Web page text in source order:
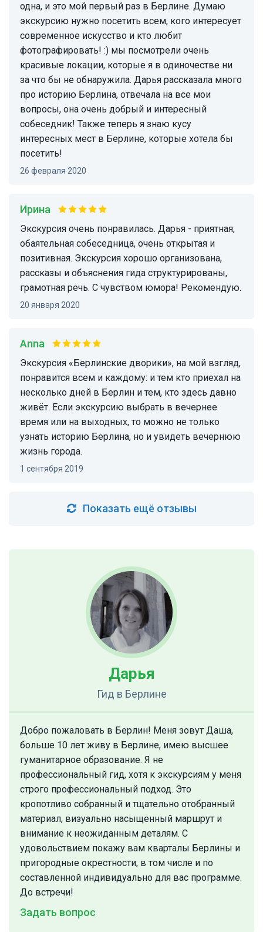
одна, и это мой первый раз в Берлине. Думаю
экскурсию нужно посетить всем, кого интересует
современное искусство и кто любит
фотографировать! :) мы посмотрели очень
красивые локации, которые я в одиночестве ни
за что бы не обнаружила. Дарья рассказала много
про историю Берлина, отвечала на все мои
вопросы, она очень добрый и интересный
собеседник! Также теперь я знаю кусу
интересных мест в Берлине, которые хотела бы
посетить!
26 февраля 2020
Ирина
Экскурсия очень понравилась. Дарья - приятная,
обаятельная собеседница, очень открытая и
позитивная. Экскурсия хорошо организована,
рассказы и объяснения гида структурированы,
грамотная речь. С чувством юмора! Рекомендую.
20 января 2020
Anna
Экскурсия «Берлинские дворики», на мой взгляд,
понравится всем и каждому: и тем кто приехал на
несколько дней в Берлин и тем, кто здесь давно
живёт. Если экскурсию выбрать в вечернее
время или на выходных, то можно не только
узнать историю Берлина, но и увидеть вечернюю
жизнь города.
1 сентября 2019
Показать ещё отзывы
Дарья
Гид в Берлине
Добро пожаловать в Берлин! Меня зовут Даша,
больше 10 лет живу в Берлине, имею высшее
гуманитарное образование. Я не
профессиональный гид, хотя к экскурсиям у меня
строго профессиональный подход. Это
кропотливо собранный и тщательно отобранный
материал, визуально насыщенный маршрут и
внимание к неожиданным деталям. С
удовольствием покажу вам кварталы Берлины и
пригородные окрестности, в том числе и по
составленной индивидуально для вас программе.
До встречи!
Задать вопрос